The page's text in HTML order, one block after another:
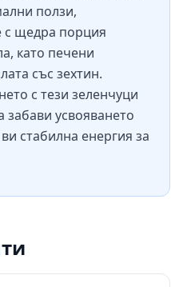
ползи,
с щедра порция
като печени
със зехтин.
с тези зеленчуци
усвояването
стабилна енергия за